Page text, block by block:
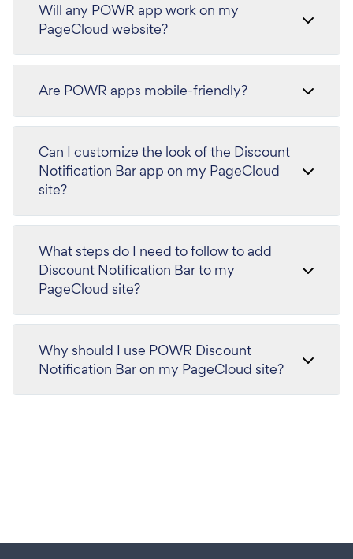
Will any POWR app work on my
PageCloud website?
Are POWR apps mobile-friendly?
Can I customize the look of the Discount
Notification Bar app on my PageCloud
site?
What steps do I need to follow to add
Discount Notification Bar to my
PageCloud site?
Why should I use POWR Discount
Notification Bar on my PageCloud site?